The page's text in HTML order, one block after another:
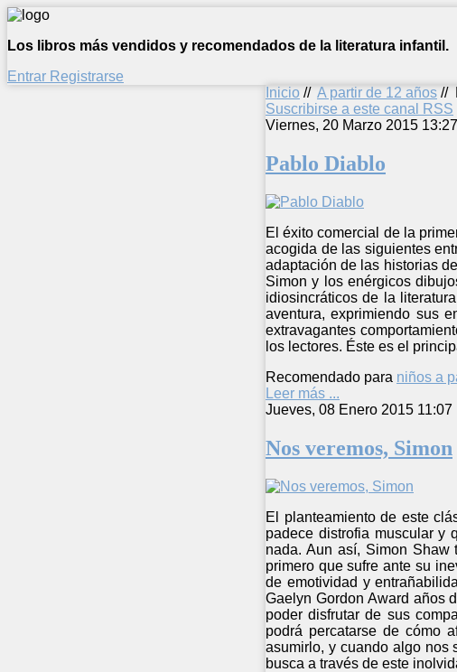
Los libros más vendidos y recomendados de la literatura infantil.
Entrar Registrarse
Inicio // A partir de 12 años //
Suscribirse a este canal RSS
Viernes, 20 Marzo 2015 13:27
Pablo Diablo
El éxito comercial de la
acogida de las siguientes
adaptación de las historias
Simon y los enérgicos
idiosincráticos de la
aventura, exprimiendo sus
extravagantes
los lectores. Éste es el
Recomendado para niños a
Leer más ...
Jueves, 08 Enero 2015 11:07
Nos veremos, Simon
El planteamiento de este
padece distrofia muscular y
nada. Aun así, Simon
primero que sufre ante su
de emotividad y
Gaelyn Gordon Award años
poder disfrutar de sus
podrá percatarse de cómo
asumirlo, y cuando algo nos
busca a través de este